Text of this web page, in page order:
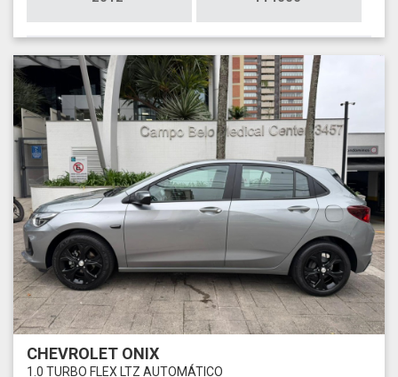
CHEVROLET ONIX
1.0 TURBO FLEX LTZ AUTOMÁTICO